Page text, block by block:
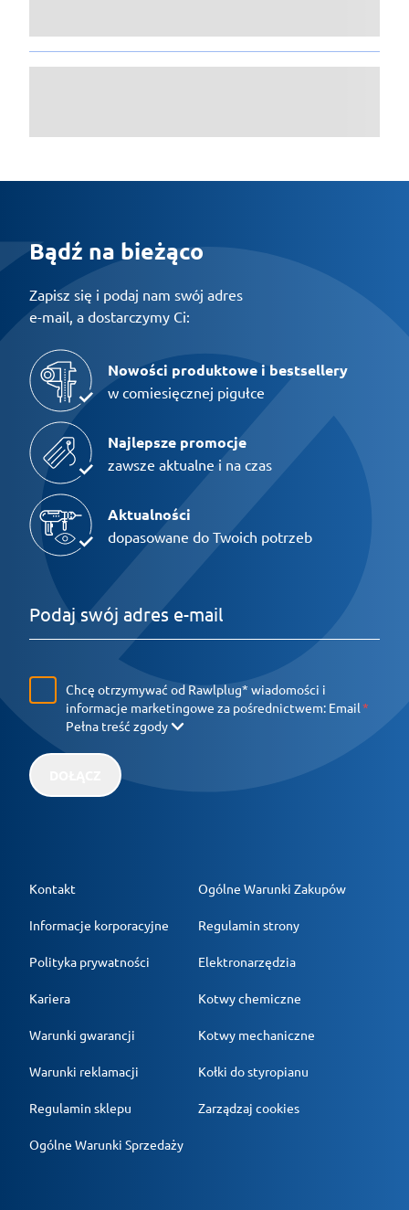
Bądź na bieżąco
Zapisz się i podaj nam swój adres
e-mail, a dostarczymy Ci:
Nowości produktowe i bestsellery
w comiesięcznej pigułce
Najlepsze promocje
zawsze aktualne i na czas
Aktualności
dopasowane do Twoich potrzeb
Chcę otrzymywać od Rawlplug* wiadomości i
informacje marketingowe za pośrednictwem: Email
Pełna treść zgody
Kontakt
Informacje korporacyjne
Polityka prywatności
Kariera
Warunki gwarancji
Warunki reklamacji
Regulamin sklepu
Ogólne Warunki Sprzedaży
Ogólne Warunki Zakupów
Regulamin strony
Elektronarzędzia
Kotwy chemiczne
Kotwy mechaniczne
Kołki do styropianu
Zarządzaj cookies